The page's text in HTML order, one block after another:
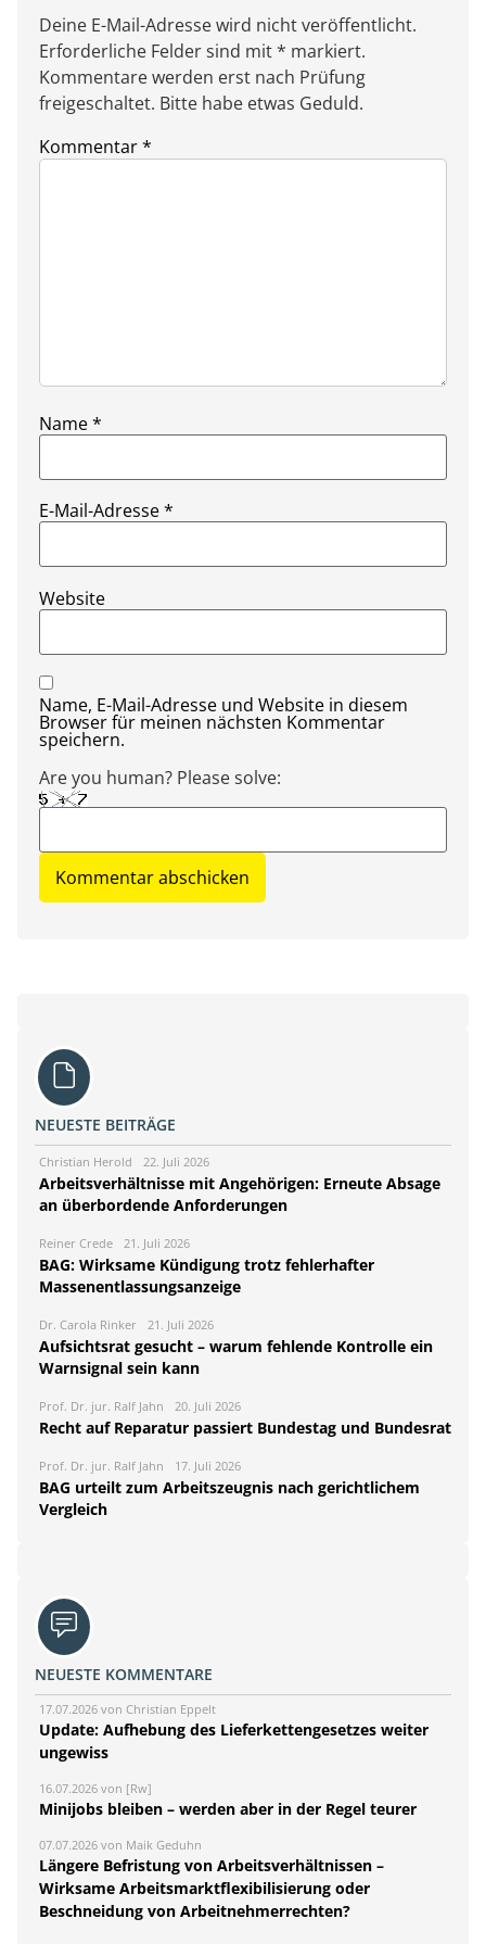
Deine E-Mail-Adresse wird nicht veröffentlicht.
Erforderliche Felder sind mit * markiert.
Kommentare werden erst nach Prüfung
freigeschaltet. Bitte habe etwas Geduld.
Kommentar*
Name*
E-Mail-Adresse*
Website
Name, E-Mail-Adresse und Website in diesem
Browser für meinen nächsten Kommentar
speichern.
Are you human? Please solve:
NEUESTE BEITRÄGE
Christian Herold 22. Juli 2026
Arbeitsverhältnisse mit Angehörigen: Erneute Absage
an überbordende Anforderungen
Reiner Crede 21. Juli 2026
BAG: Wirksame Kündigung trotz fehlerhafter
Massenentlassungsanzeige
Dr. Carola Rinker 21. Juli 2026
Aufsichtsrat gesucht – warum fehlende Kontrolle ein
Warnsignal sein kann
Prof. Dr. jur. Ralf Jahn 20. Juli 2026
Recht auf Reparatur passiert Bundestag und Bundesrat
Prof. Dr. jur. Ralf Jahn 17. Juli 2026
BAG urteilt zum Arbeitszeugnis nach gerichtlichem
Vergleich
NEUESTE KOMMENTARE
17.07.2026 von Christian Eppelt
Update: Aufhebung des Lieferkettengesetzes weiter
ungewiss
16.07.2026 von [Rw]
Minijobs bleiben – werden aber in der Regel teurer
07.07.2026 von Maik Geduhn
Längere Befristung von Arbeitsverhältnissen –
Wirksame Arbeitsmarktflexibilisierung oder
Beschneidung von Arbeitnehmerrechten?